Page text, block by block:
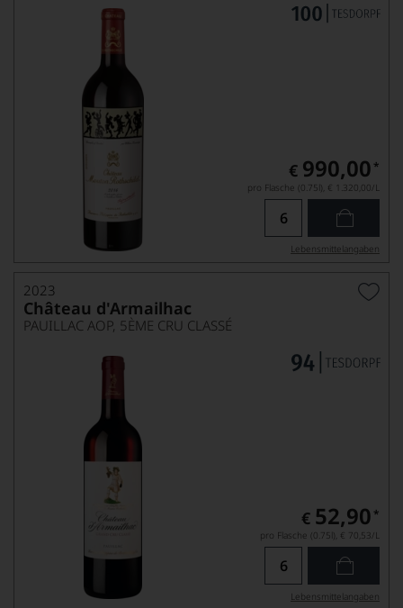
€ 990,00 *
pro Flasche (0.75l), € 1.320,00/L
Lebensmittel­angaben
2023
Château d'Armailhac
PAUILLAC AOP, 5ÈME CRU CLASSÉ
€ 52,90 *
pro Flasche (0.75l), € 70,53/L
Lebensmittel­angaben